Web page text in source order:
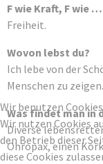
F wie Kraft, F wie …
Freiheit.
Wovon lebst du?
Ich lebe von der
Menschen zu zeigen.
Was findet man in
Diverse
Ohropax, einen
Wir benutzen Cookies
Wir nutzen Cookies
den Betrieb dieser
diese Cookies